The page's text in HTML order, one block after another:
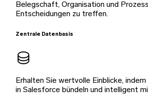
Belegschaft, Organisation und
Entscheidungen zu treffen.
Zentrale Datenbasis
Erhalten Sie wertvolle Einblicke,
in Salesforce bündeln und intelligent